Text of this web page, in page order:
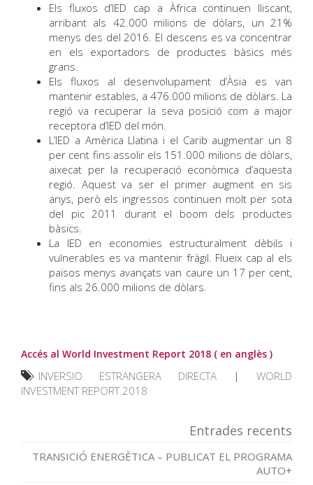
Els fluxos d’IED cap a Àfrica continuen lliscant,
arribant als 42.000 milions de dòlars, un 21%
menys des del 2016. El descens es va concentrar
en els exportadors de productes bàsics més
grans.
Els fluxos al desenvolupament d’Àsia es van
mantenir estables, a 476.000 milions de dòlars. La
regió va recuperar la seva posició com a major
receptora d’IED del món.
L’IED a Amèrica Llatina i el Carib augmentar un 8
per cent fins assolir els 151.000 milions de dòlars,
aixecat per la recuperació econòmica d’aquesta
regió. Aquest va ser el primer augment en sis
anys, però els ingressos continuen molt per sota
del pic 2011 durant el boom dels productes
bàsics.
La IED en economies estructuralment dèbils i
vulnerables es va mantenir fràgil. Flueix cap al els
països menys avançats van caure un 17 per cent,
fins als 26.000 milions de dòlars.
Accés al World Investment Report 2018 ( en anglès )
INVERSIO ESTRANGERA DIRECTA | WORLD
INVESTMENT REPORT 2018
Entrades recents
TRANSICIÓ ENERGÈTICA – PUBLICAT EL PROGRAMA
AUTO+